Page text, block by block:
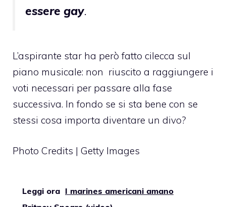
essere gay.
L’aspirante star ha però fatto cilecca sul
piano musicale: non riuscito a raggiungere i
voti necessari per passare alla fase
successiva. In fondo se si sta bene con se
stessi cosa importa diventare un divo?
Photo Credits | Getty Images
Leggi ora I marines americani amano